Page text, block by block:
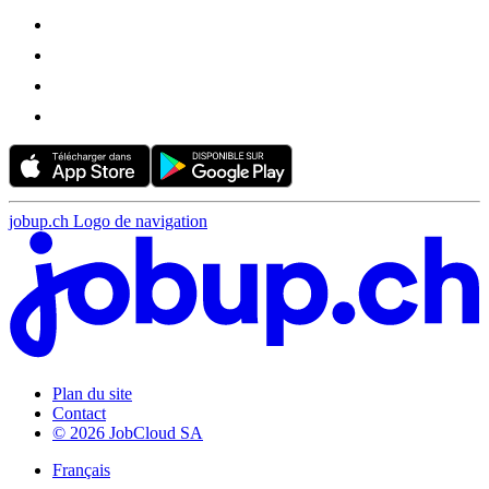
jobup.ch Logo de navigation
Plan du site
Contact
© 2026 JobCloud SA
Français